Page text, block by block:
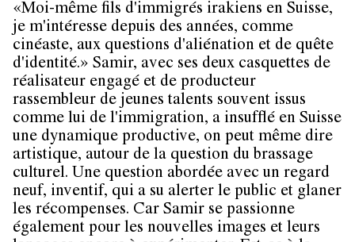
«Moi-même fils d'immigrés irakiens en Suisse,
je m'intéresse depuis des années, comme
cinéaste, aux questions d'aliénation et de quête
d'identité.» Samir, avec ses deux casquettes de
réalisateur engagé et de producteur
rassembleur de jeunes talents souvent issus
comme lui de l'immigration, a insufflé en Suisse
une dynamique productive, on peut même dire
artistique, autour de la question du brassage
culturel. Une question abordée avec un regard
neuf, inventif, qui a su alerter le public et glaner
les récompenses. Car Samir se passionne
également pour les nouvelles images et leurs